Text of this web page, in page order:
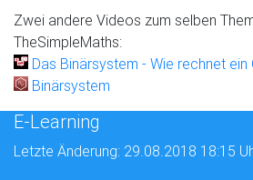
Zwei andere Videos zum selben
TheSimpleMaths:
Das Binärsystem - Wie rechnet ein
Binärsystem
E-Learning
Letzte Änderung: 29.08.2018 18:15